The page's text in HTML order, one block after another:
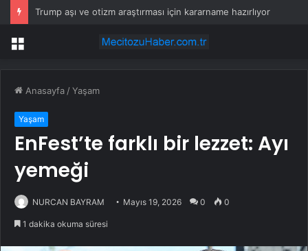
Trump aşı ve otizm araştırması için kararname hazırlıyor
Menü
Anasayfa /Yaşam
Yaşam
EnFest’te farklı bir lezzet: Ayı
yemeği
NURCAN BAYRAM Mayıs 19, 2026 0 0
1 dakika okuma süresi